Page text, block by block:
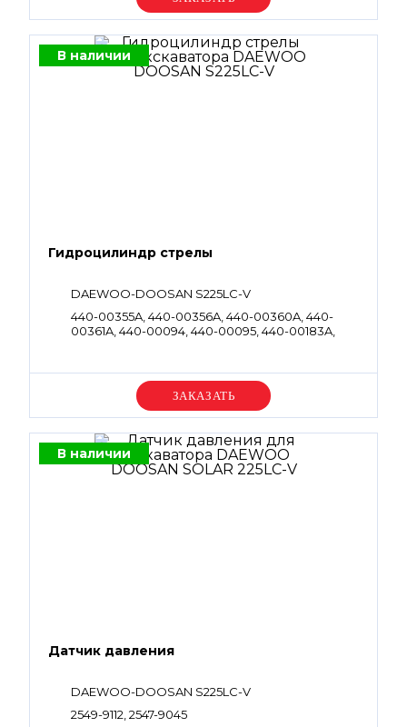
В наличии
Гидроцилиндр стрелы
DAEWOO-DOOSAN S225LC-V
440-00355A, 440-00356A, 440-00360A, 440-
00361A, 440-00094, 440-00095, 440-00183A,
Уточняйте цену
В наличии
Датчик давления
DAEWOO-DOOSAN S225LC-V
2549-9112, 2547-9045